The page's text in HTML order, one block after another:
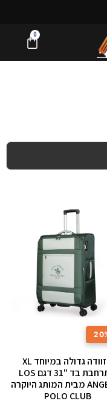
0
מזוודה גדולה במיוחד XL
מתרחבת בד "31 דגם LOS
ANGELES מבית המותג היוקרה
POLO CLUB